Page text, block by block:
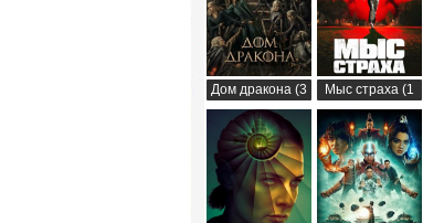
Дом дракона (3
сезон)
Мыс страха (1
сезон)